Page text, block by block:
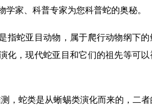
学家、科普专家为您科普蛇的奥秘。
蛇亚目动物，属于爬行动物纲下的
化，现代蛇亚目和它们的祖先等可以
，蛇类是从蜥蜴类演化而来的，二者